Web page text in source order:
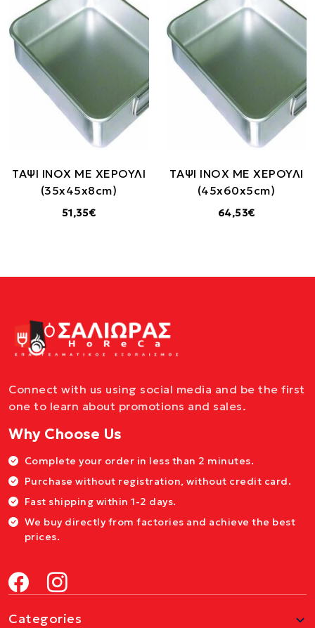
ΤΑΨΙ INOX ΜΕ ΧΕΡΟΥΛΙ
(35x45x8cm)
51,35€
TΑΨΙ INOX ΜΕ ΧΕΡΟΥΛΙ
(45x60x5cm)
64,53€
Connect with us using social media and be the first
one to learn about promotions and sales.
Why Choose Us
Complete your order in less than 2 minutes.
Purchase without registration, without credit card.
Fast shipping within 1-2 days.
We buy directly from factories and achieve the best
prices.
Categories